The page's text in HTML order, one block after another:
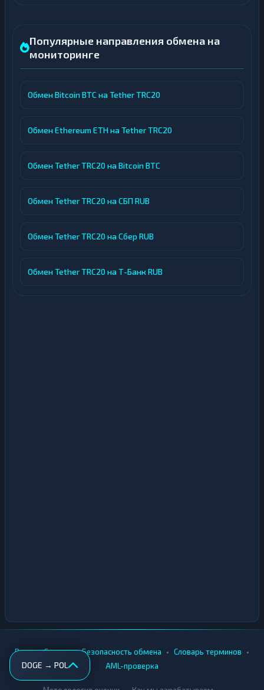
Популярные направления обмена на
мониторинге
Обмен Bitcoin BTC на Tether TRC20
Обмен Ethereum ETH на Tether TRC20
Обмен Tether TRC20 на Bitcoin BTC
Обмен Tether TRC20 на СБП RUB
Обмен Tether TRC20 на Сбер RUB
Обмен Tether TRC20 на Т-Банк RUB
DOGE → POL
Вики • Города • Безопасность обмена • Словарь терминов •
AML-проверка